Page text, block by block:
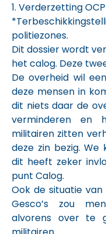
1. Verderzetting
politiezones.
Dit dossier wordt
het calog. Deze
De overheid wil
deze mensen in
dit niets daar de
verminderen en
militairen zitten
deze zin bezig.
dit heeft zeker
punt Calog.
Ook de situatie
Gesco’s zou
alvorens over te